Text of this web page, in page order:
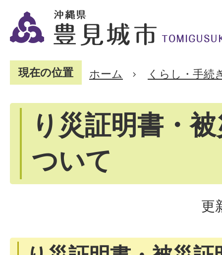
現在の位置 ホーム くらし・手続
り災証明書・
ついて
更